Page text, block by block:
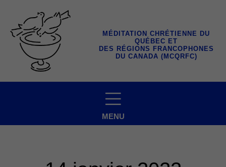
contenu
MÉDITATION CHRÉTIENNE DU
QUÉBEC ET
DES RÉGIONS FRANCOPHONES
DU CANADA (MCQRFC)
MENU